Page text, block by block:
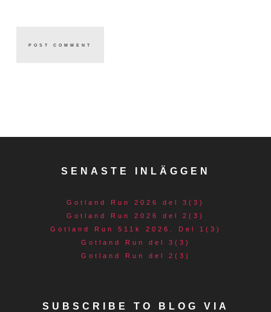
SENASTE INLÄGGEN
Gotland Run 2026 del 3(3)
Gotland Run 2026 del 2(3)
Gotland Run 511k 2026. Del 1(3)
Gotland Run del 3(3)
Gotland Run del 2(3)
SUBSCRIBE TO BLOG VIA